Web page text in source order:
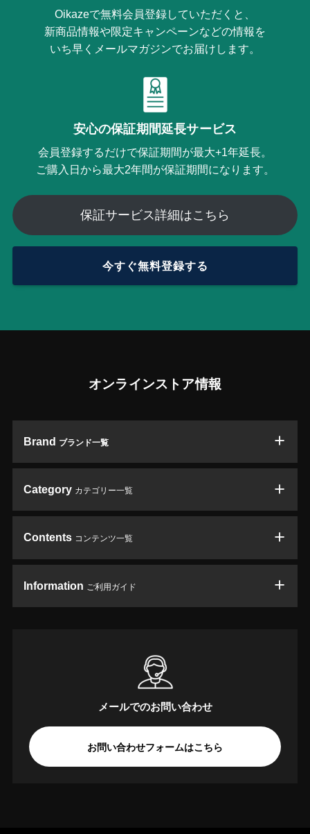
Oikazeで無料会員登録していただくと、
新商品情報や限定キャンペーンなどの情報を
いち早くメールマガジンでお届けします。
安心の保証期間延長サービス
会員登録するだけで保証期間が最大+1年延長。
ご購入日から最大2年間が保証期間になります。
保証サービス詳細はこちら
今すぐ無料登録する
オンラインストア情報
Brand ブランド一覧
Category カテゴリー一覧
Contents コンテンツ一覧
Information ご利用ガイド
メールでのお問い合わせ
お問い合わせフォームはこちら